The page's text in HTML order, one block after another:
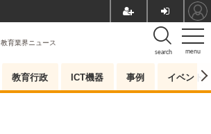
menu
search
教育業界ニュース
教育行政 ICT機器 事例 イベント